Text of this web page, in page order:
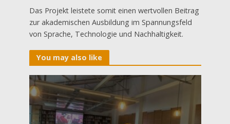
Das Projekt leistete somit einen wertvollen Beitrag
zur akademischen Ausbildung im Spannungsfeld
von Sprache, Technologie und Nachhaltigkeit.
You may also like